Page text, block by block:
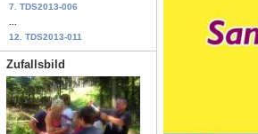
7. TDS2013-006
12. TDS2013-011
Zufallsbild